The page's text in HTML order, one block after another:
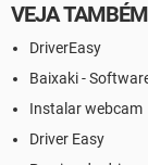
VEJA TAMBÉM
DriverEasy
Baixaki -
Instalar webcam
Driver Easy